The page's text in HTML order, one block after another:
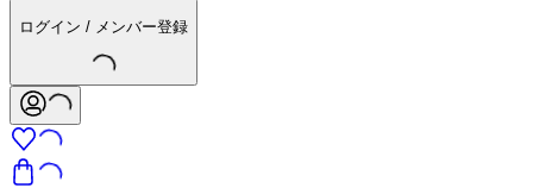
ログイン / メンバー登録